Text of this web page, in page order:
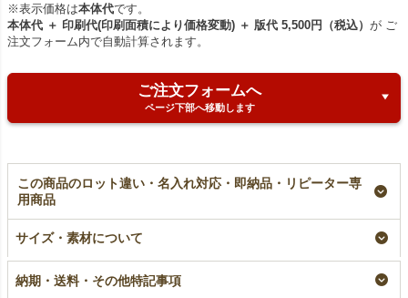
※表示価格は本体代です。
本体代 ＋ 印刷代(印刷面積により価格変動) ＋ 版代 5,500円（税込） が ご
注文フォーム内で自動計算されます。
ご注文フォームへ
ページ下部へ移動します
この商品のロット違い・名入れ対応・即納品・リピーター専
用商品
【名入れ対応】ソフト
バッグスリム（S6）
ング袋｜100枚入
名入れ
ソフトバッグスリム
枚入
即納品
【名入れリピーター専
用】ソフトバッグスリ
枚入
リピーター専用名入れ
サイズ・素材について
納期・送料・その他特記事項